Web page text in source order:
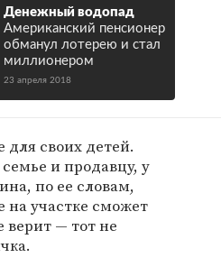
Денежный водопад
Американский пенсионер
обманул лотерею и стал
миллионером
23 апреля 2018
своих детей.
и продавцу, у
по ее словам,
на участке сможет
верит — тот не